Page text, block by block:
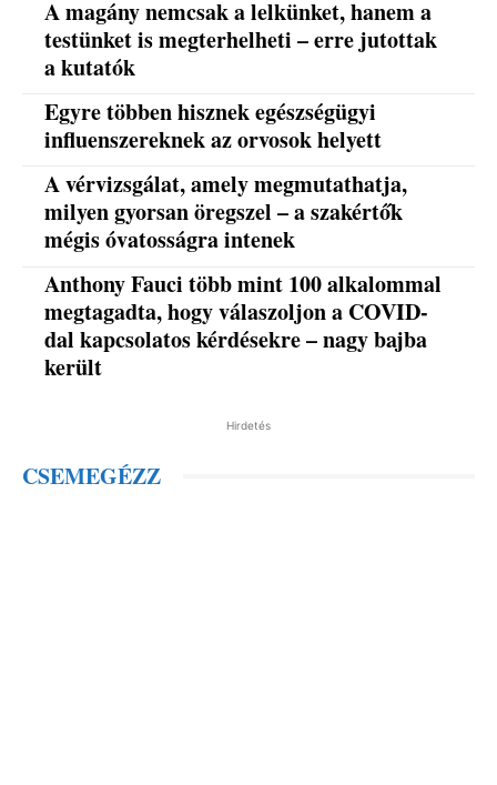
A magány nemcsak a lelkünket, hanem a
testünket is megterhelheti – erre jutottak
a kutatók
Egyre többen hisznek egészségügyi
influenszereknek az orvosok helyett
A vérvizsgálat, amely megmutathatja,
milyen gyorsan öregszel – a szakértők
mégis óvatosságra intenek
Anthony Fauci több mint 100 alkalommal
megtagadta, hogy válaszoljon a COVID-
dal kapcsolatos kérdésekre – nagy bajba
került
Hirdetés
CSEMEGÉZZ